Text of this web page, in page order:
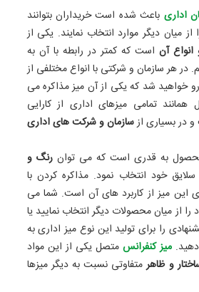
اداری باعث شده است خریداران بتوانند
میان دیگر موارد انتخاب نمایند. یکی از
انواع آن است که کمتر در رابطه با آن به
هر سازمان و شرکتی با انواع مختلفی از
خواهید شد که یکی از آن میز مذاکره می‌
تمامی میزهای اداری از کارایی
در بسیاری ازسازمان و شرکت‌ های اداری
به ‌قدری است که می ‌توان رنگ و
خود انتخاب نمود. مذاکره کردن با
این میز از کاربرد های آن است. شما می‌
از میان محصولات دیگر انتخاب نمایید یا
را برای تولید این نوع میز اداری به
میز کنفرانس متصل یکی از این مواد
و ظاهرمتفاوتی نسبت به دیگر میزها